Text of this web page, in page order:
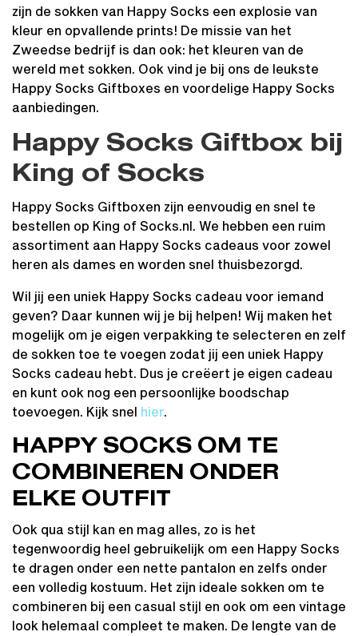
zijn de sokken van Happy Socks een explosie van
kleur en opvallende prints! De missie van het
Zweedse bedrijf is dan ook: het kleuren van de
wereld met sokken. Ook vind je bij ons de leukste
Happy Socks Giftboxes en voordelige Happy Socks
aanbiedingen.
Happy Socks Giftbox bij
King of Socks
Happy Socks Giftboxen zijn eenvoudig en snel te
bestellen op King of Socks.nl. We hebben een ruim
assortiment aan Happy Socks cadeaus voor zowel
heren als dames en worden snel thuisbezorgd.
Wil jij een uniek Happy Socks cadeau voor iemand
geven? Daar kunnen wij je bij helpen! Wij maken het
mogelijk om je eigen verpakking te selecteren en zelf
de sokken toe te voegen zodat jij een uniek Happy
Socks cadeau hebt. Dus je creëert je eigen cadeau
en kunt ook nog een persoonlijke boodschap
toevoegen. Kijk snel hier.
HAPPY SOCKS OM TE
COMBINEREN ONDER
ELKE OUTFIT
Ook qua stijl kan en mag alles, zo is het
tegenwoordig heel gebruikelijk om een Happy Socks
te dragen onder een nette pantalon en zelfs onder
een volledig kostuum. Het zijn ideale sokken om te
combineren bij een casual stijl en ook om een vintage
look helemaal compleet te maken. De lengte van de